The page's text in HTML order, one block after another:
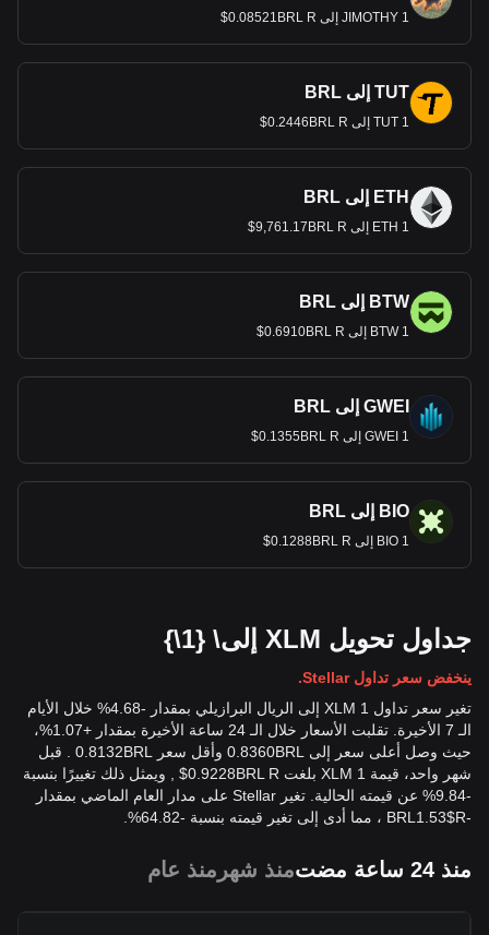
1 JIMOTHY إلى 0.08521BRL R$
TUT إلى BRL
1 TUT إلى 0.2446BRL R$
ETH إلى BRL
1 ETH إلى 9,761.17BRL R$
BTW إلى BRL
1 BTW إلى 0.6910BRL R$
GWEI إلى BRL
1 GWEI إلى 0.1355BRL R$
BIO إلى BRL
1 BIO إلى 0.1288BRL R$
جداول تحويل XLM إلى\ {1\}
ينخفض سعر تداول Stellar.
تغير سعر تداول 1 XLM إلى الريال البرازيلي بمقدار -4.68% خلال الأيام
الـ 7 الأخيرة. تقلبت الأسعار خلال الـ 24 ساعة الأخيرة بمقدار +1.07%،
حيث وصل أعلى سعر إلى 0.8360BRL وأقل سعر 0.8132BRL . قبل
شهر واحد، قيمة 1 XLM بلغت 0.9228BRL R$ , ويمثل ذلك تغييرًا بنسبة
-9.84% عن قيمته الحالية. تغير Stellar على مدار العام الماضي بمقدار
-
R$
1.53
BRL ، مما أدى إلى تغير قيمته بنسبة -64.82%.
منذ 24 ساعة مضت منذ شهر منذ عام